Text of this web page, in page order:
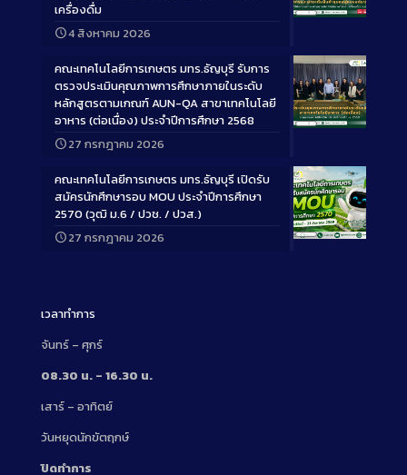
Long
เครื่องดื่ม
4 สิงหาคม 2026
Long
คณะเทคโนโลยีการเกษตร มทร.ธัญบุรี รับการ
ตรวจประเมินคุณภาพการศึกษาภายในระดับ
หลักสูตรตามเกณฑ์ AUN-QA สาขาเทคโนโลยี
อาหาร (ต่อเนื่อง) ประจำปีการศึกษา 2568
27 กรกฎาคม 2026
Long
คณะเทคโนโลยีการเกษตร มทร.ธัญบุรี เปิดรับ
สมัครนักศึกษารอบ MOU ประจำปีการศึกษา
2570 (วุฒิ ม.6 / ปวช. / ปวส.)
27 กรกฎาคม 2026
เวลาทำการ
จันทร์ – ศุกร์
08.30 น. – 16.30 น.
เสาร์ – อาทิตย์
วันหยุดนักขัตฤกษ์
ปิดทำการ